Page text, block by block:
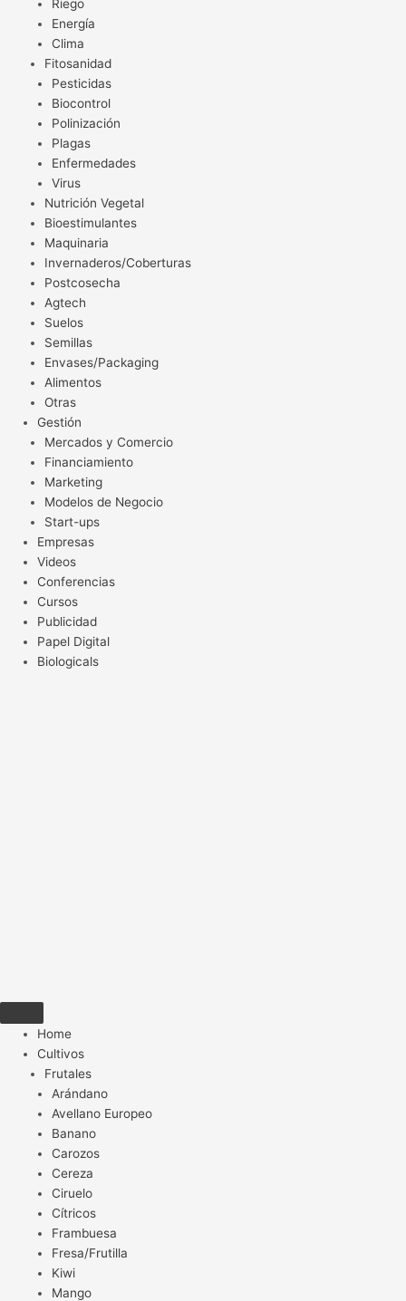
Riego
Energía
Clima
Fitosanidad
Pesticidas
Biocontrol
Polinización
Plagas
Enfermedades
Virus
Nutrición Vegetal
Bioestimulantes
Maquinaria
Invernaderos/Coberturas
Postcosecha
Agtech
Suelos
Semillas
Envases/Packaging
Alimentos
Otras
Gestión
Mercados y Comercio
Financiamiento
Marketing
Modelos de Negocio
Start-ups
Empresas
Videos
Conferencias
Cursos
Publicidad
Papel Digital
Biologicals
Home
Cultivos
Frutales
Arándano
Avellano Europeo
Banano
Carozos
Cereza
Ciruelo
Cítricos
Frambuesa
Fresa/Frutilla
Kiwi
Mango